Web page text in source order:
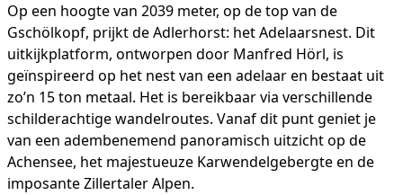
Op een hoogte van 2039 meter, op de top van de
Gschölkopf, prijkt de Adlerhorst: het Adelaarsnest. Dit
uitkijkplatform, ontworpen door Manfred Hörl, is
geïnspireerd op het nest van een adelaar en bestaat uit
zo’n 15 ton metaal. Het is bereikbaar via verschillende
schilderachtige wandelroutes. Vanaf dit punt geniet je
van een adembenemend panoramisch uitzicht op de
Achensee, het majestueuze Karwendelgebergte en de
imposante Zillertaler Alpen.